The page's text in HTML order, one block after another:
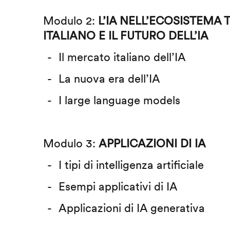
Modulo 2: L’IA
ITALIANO E IL FUTURO DELL’IA
Il mercato italiano dell’IA
La nuova era dell’IA
I large language models
Modulo 3: APPLICAZIONI DI IA
I tipi di intelligenza artificiale
Esempi applicativi di IA
Applicazioni di IA generativa